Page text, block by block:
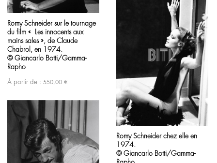
Romy Schneider sur le tournage
du film « Les innocents aux
mains sales », de Claude
Chabrol, en 1974.
© Giancarlo Botti/Gamma-
Rapho
À partir de : 550,00 €
Romy Schneider chez elle en
1974.
© Giancarlo Botti/Gamma-